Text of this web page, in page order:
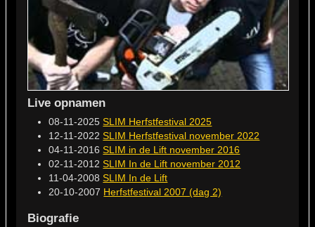
Live opnamen
08-11-2025SLIM Herfstfestival 2025
12-11-2022SLIM Herfstfestival november 2022
04-11-2016SLIM in de Lift november 2016
02-11-2012SLIM In de Lift november 2012
11-04-2008SLIM In de Lift
20-10-2007 Herfstfestival 2007 (dag 2)
Biografie